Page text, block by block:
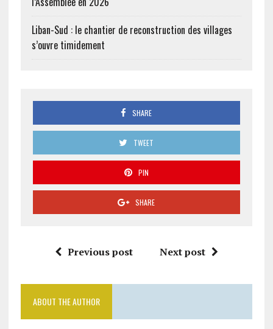
Liban-Sud : le chantier de reconstruction des villages
s’ouvre timidement
SHARE
TWEET
PIN
SHARE
Previous post Next post
ABOUT THE AUTHOR